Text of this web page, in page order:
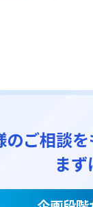
のご相談
ま